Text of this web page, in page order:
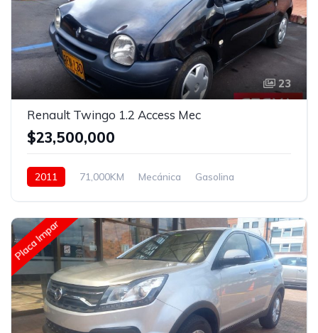
23
Renault Twingo 1.2 Access Mec
$23,500,000
2011 71,000KM Mecánica
Gasolina
Placa Impar